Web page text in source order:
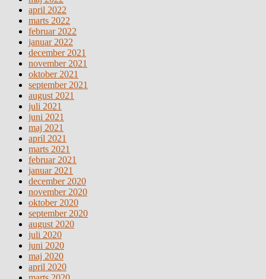
april 2022
marts 2022
februar 2022
januar 2022
december 2021
november 2021
oktober 2021
september 2021
august 2021
juli 2021
juni 2021
maj 2021
april 2021
marts 2021
februar 2021
januar 2021
december 2020
november 2020
oktober 2020
september 2020
august 2020
juli 2020
juni 2020
maj 2020
april 2020